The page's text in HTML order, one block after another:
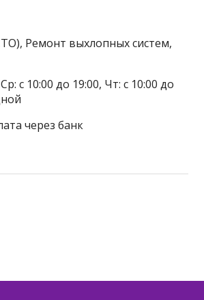
Ремонт выхлопных систем,
с 10:00 до 19:00, Чт: с 10:00 до
через банк